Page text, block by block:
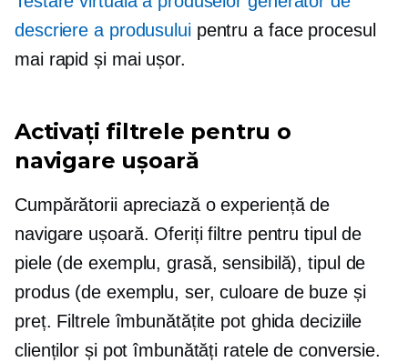
descriere a produsuluipentru a face procesul
mai rapid și mai ușor.
Activați filtrele pentru o
navigare ușoară
Cumpărătorii apreciază o experiență de
navigare ușoară. Oferiți filtre pentru tipul de
piele (de exemplu, grasă, sensibilă), tipul de
produs (de exemplu, ser, culoare de buze și
preț. Filtrele îmbunătățite pot ghida deciziile
clienților și pot îmbunătăți ratele de conversie.